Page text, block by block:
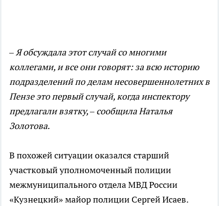
– Я обсуждала этот случай со многими
коллегами, и все они говорят: за всю историю
подразделений по делам несовершеннолетних в
Пензе это первый случай, когда инспектору
предлагали взятку, – сообщила Наталья
Золотова.
В похожей ситуации оказался старший
участковый уполномоченный полиции
межмуниципального отдела МВД России
«Кузнецкий» майор полиции Сергей Исаев.